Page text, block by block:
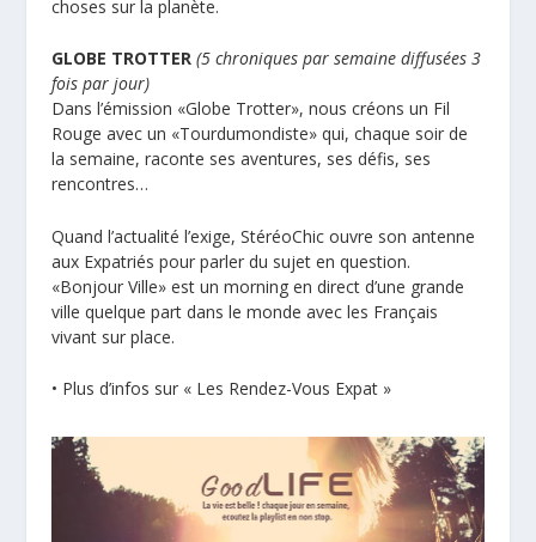
choses sur la planète.
GLOBE TROTTER (5 chroniques par semaine diffusées 3
fois par jour)
Dans l’émission «Globe Trotter», nous créons un Fil
Rouge avec un «Tourdumondiste» qui, chaque soir de
la semaine, raconte ses aventures, ses défis, ses
rencontres…
Quand l’actualité l’exige, StéréoChic ouvre son antenne
aux Expatriés pour parler du sujet en question.
«Bonjour Ville» est un morning en direct d’une grande
ville quelque part dans le monde avec les Français
vivant sur place.
• Plus d’infos sur « Les Rendez-Vous Expat »